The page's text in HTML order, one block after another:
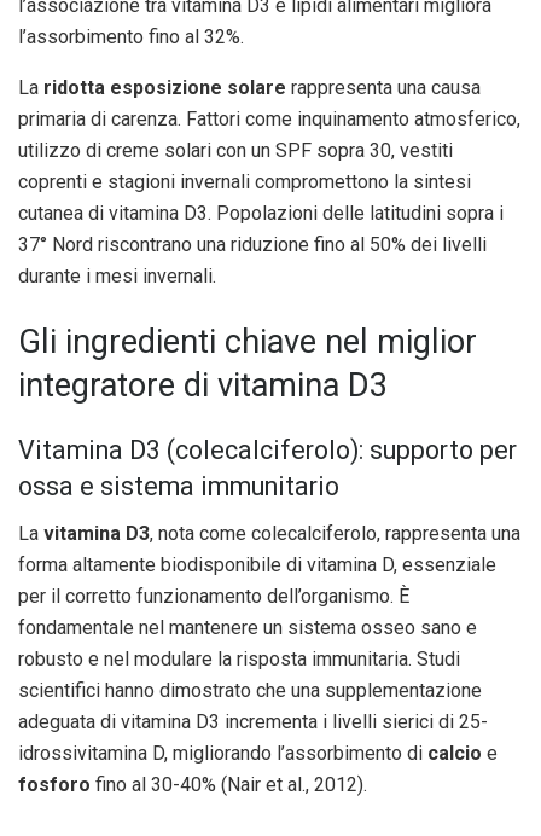
l’associazione tra vitamina D3 e lipidi alimentari migliora
l’assorbimento fino al 32%.
La ridotta esposizione solare rappresenta una causa
primaria di carenza. Fattori come inquinamento atmosferico,
utilizzo di creme solari con un SPF sopra 30, vestiti
coprenti e stagioni invernali compromettono la sintesi
cutanea di vitamina D3. Popolazioni delle latitudini sopra i
37° Nord riscontrano una riduzione fino al 50% dei livelli
durante i mesi invernali.
Gli ingredienti chiave nel miglior
integratore di vitamina D3
Vitamina D3 (colecalciferolo): supporto per
ossa e sistema immunitario
La vitamina D3, nota come colecalciferolo, rappresenta una
forma altamente biodisponibile di vitamina D, essenziale
per il corretto funzionamento dell’organismo. È
fondamentale nel mantenere un sistema osseo sano e
robusto e nel modulare la risposta immunitaria. Studi
scientifici hanno dimostrato che una supplementazione
adeguata di vitamina D3 incrementa i livelli sierici di 25-
idrossivitamina D, migliorando l’assorbimento di calcio e
fosforo fino al 30-40% (Nair et al., 2012).